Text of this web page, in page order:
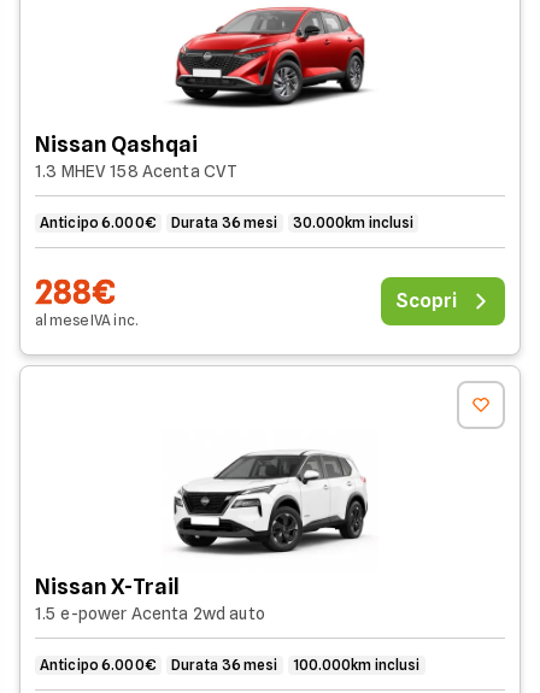
Nissan Qashqai
1.3 MHEV 158 Acenta CVT
Anticipo 6.000€ Durata 36 mesi 30.000km inclusi
288€
al meseIVAinc.
Scopri
Nissan X-Trail
1.5 e-power Acenta 2wd auto
Anticipo 6.000€ Durata 36 mesi 100.000km inclusi